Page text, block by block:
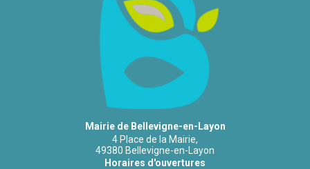
Mairie de Bellevigne-en-Layon
4 Place de la Mairie,
49380 Bellevigne-en-Layon
Horaires d'ouvertures